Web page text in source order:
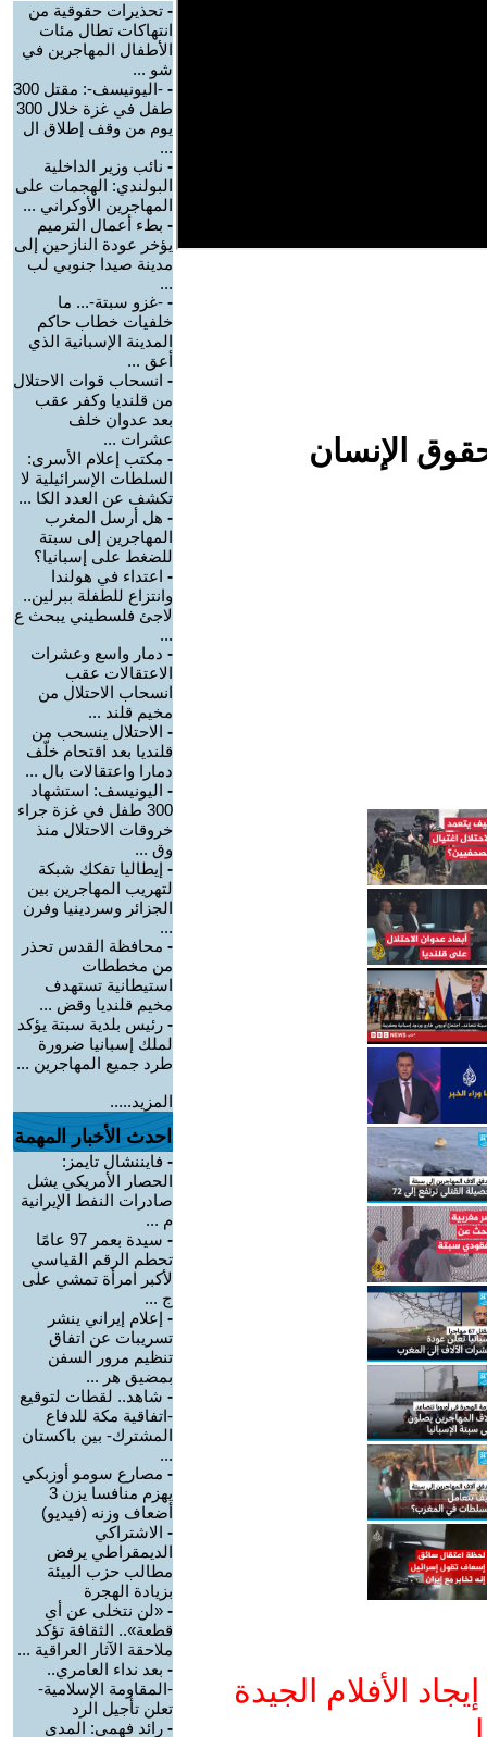
الإنسان
الأفلام الجيدة
- تحذيرات حقوقية من
انتهاكات تطال مئات
الأطفال المهاجرين في
شو ...
-
-اليونيسف-: مقتل 300
طفل في غزة خلال 300
يوم من وقف إطلاق ال
...
- نائب وزير الداخلية
البولندي: الهجمات على
المهاجرين الأوكراني ...
- بطء أعمال الترميم
يؤخر عودة النازحين إلى
مدينة صيدا جنوبي لب
...
- -غزو سبتة-... ما
خلفيات خطاب حاكم
المدينة الإسبانية الذي
أعق ...
- انسحاب قوات الاحتلال
من قلنديا وكفر عقب
بعد عدوان خلف
عشرات ...
- مكتب إعلام الأسرى:
السلطات الإسرائيلية لا
تكشف عن العدد الكا ...
- هل أرسل المغرب
المهاجرين إلى سبتة
للضغط على إسبانيا؟
- اعتداء في هولندا
وانتزاع للطفلة ببرلين..
لاجئ فلسطيني يبحث ع
...
- دمار واسع وعشرات
الاعتقالات عقب
انسحاب الاحتلال من
مخيم قلند ...
- الاحتلال ينسحب من
قلنديا بعد اقتحام خلّف
دمارا واعتقالات بال ...
- اليونيسف: استشهاد
300 طفل في غزة جراء
خروقات الاحتلال منذ
وق ...
- إيطاليا تفكك شبكة
لتهريب المهاجرين بين
الجزائر وسردينيا وفرن
...
- محافظة القدس تحذر
من مخططات
استيطانية تستهدف
مخيم قلنديا وقض ...
- رئيس بلدية سبتة يؤكد
لملك إسبانيا ضرورة
طرد جميع المهاجرين ...
المزيد.....
احدث الأخبار المهمة
- فايننشال تايمز:
الحصار الأمريكي يشل
صادرات النفط الإيرانية
م ...
-
سيدة بعمر 97 عامًا
تحطم الرقم القياسي
لأكبر امرأة تمشي على
ج ...
- إعلام إيراني ينشر
تسريبات عن اتفاق
تنظيم مرور السفن
بمضيق هر ...
- شاهد.. لقطات لتوقيع
-اتفاقية مكة للدفاع
المشترك- بين باكستان
...
- مصارع سومو أوزبكي
يهزم منافسا يزن 3
أضعاف وزنه (فيديو)
- الاشتراكي
الديمقراطي يرفض
مطالب حزب البيئة
بزيادة الهجرة
- «لن نتخلى عن أي
قطعة».. الثقافة تؤكد
ملاحقة الآثار العراقية ...
- بعد نداء العامري..
-المقاومة الإسلامية-
تعلن تأجيل الرد
- رائد فهمي: المدى